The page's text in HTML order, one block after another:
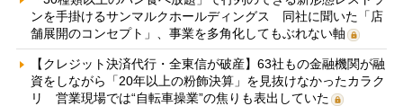
ンを手掛けるサンマルクホールディングス 同社に聞いた「店
舗展開のコンセプト」、事業を多角化してもぶれない軸
【クレジット決済代行・全東信が破産】63社もの金融機関が融
資をしながら「20年以上の粉飾決算」を見抜けなかったカラク
リ 営業現場では“自転車操業”の焦りも表出していた